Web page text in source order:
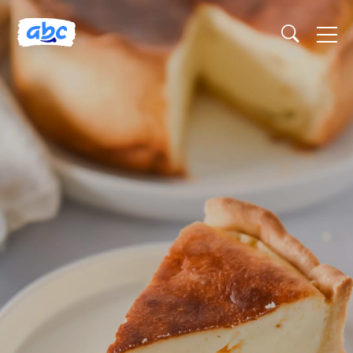
Naslovnica